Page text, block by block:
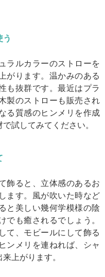
う
ラルカラーのストローを
がります。温かみのある
も抜群です。最近はプラ
製のストローも販売され
る質感のヒンメリを作成
試してみてください。
飾ると、立体感のあるお
ます。風が吹いた時など
と美しい幾何学模様の陰
でも癒されるでしょう。
て、モビールにして飾る
ンメリを連ねれば、シャ
上がります。